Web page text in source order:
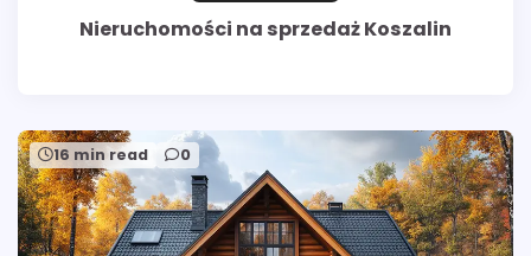
Nieruchomości na sprzedaż Koszalin
16 min read 0